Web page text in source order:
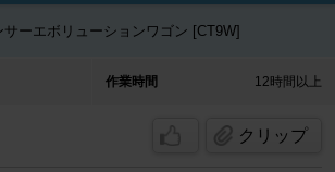
サーエボリューションワゴン [CT9W]
作業時間 12時間以上
クリップ